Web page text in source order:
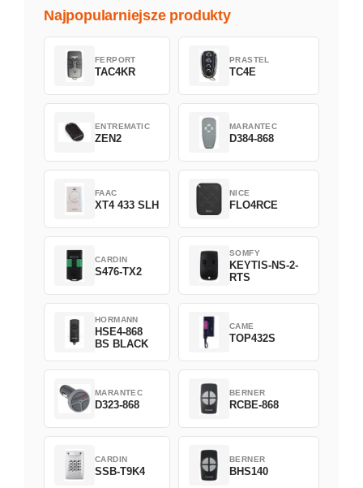
Najpopularniejsze produkty
FERPORT
TAC4KR
PRASTEL
TC4E
ENTREMATIC
ZEN2
MARANTEC
D384-868
FAAC
XT4 433 SLH
NICE
FLO4RCE
CARDIN
S476-TX2
SOMFY
KEYTIS-NS-2-
RTS
HORMANN
HSE4-868
BS BLACK
CAME
TOP432S
MARANTEC
D323-868
BERNER
RCBE-868
CARDIN
SSB-T9K4
BERNER
BHS140